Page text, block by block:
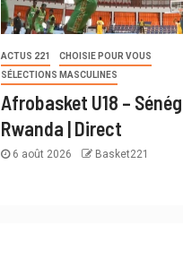
ACTUS 221
CHOISIE POUR VOUS
SÉLECTIONS MASCULINES
Afrobasket U18 –
Rwanda | Direct
6 août 2026 Basket221